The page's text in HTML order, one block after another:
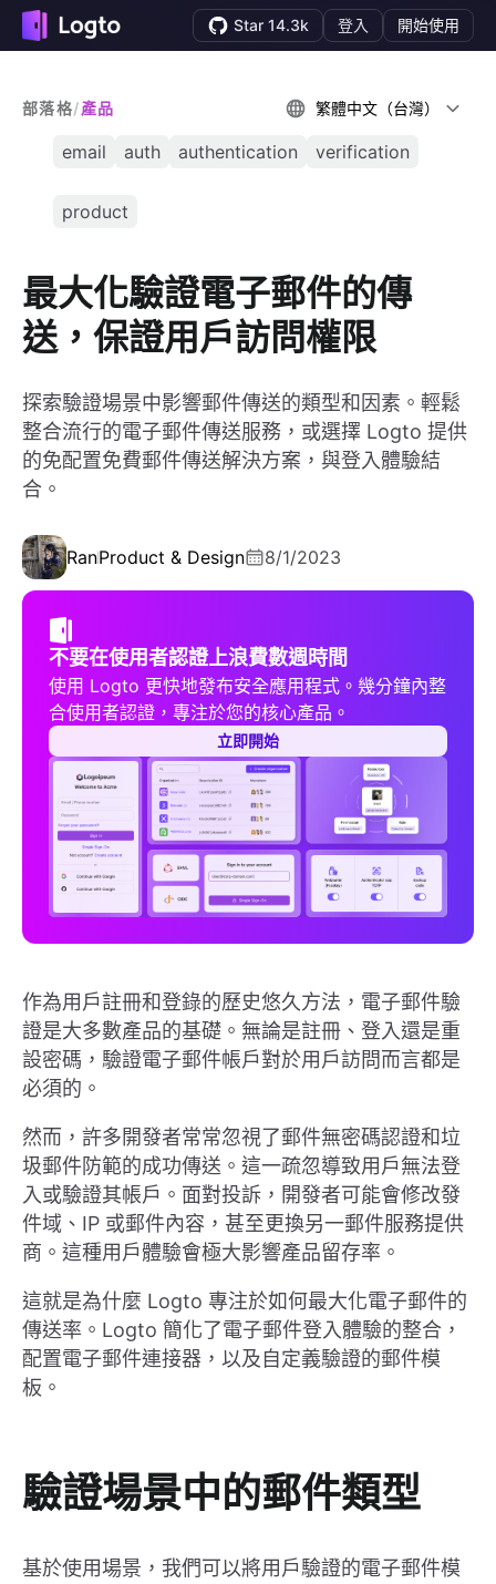
Star 14.3k 登入 開始使用
部落格/產品 繁體中文（台灣）
email auth authentication verification
product
最大化驗證電子郵件的傳
送，保證用戶訪問權限
探索驗證場景中影響郵件傳送的類型和因素。輕鬆
整合流行的電子郵件傳送服務，或選擇 Logto 提供
的免配置免費郵件傳送解決方案，與登入體驗結
合。
RanProduct & Design 8/1/2023
不要在使用者認證上浪費數週時間
使用 Logto 更快地發布安全應用程式。幾分鐘內整
合使用者認證，專注於您的核心產品。
立即開始
作為用戶註冊和登錄的歷史悠久方法，電子郵件驗
證是大多數產品的基礎。無論是註冊、登入還是重
設密碼，驗證電子郵件帳戶對於用戶訪問而言都是
必須的。
然而，許多開發者常常忽視了郵件無密碼認證和垃
圾郵件防範的成功傳送。這一疏忽導致用戶無法登
入或驗證其帳戶。面對投訴，開發者可能會修改發
件域、IP 或郵件內容，甚至更換另一郵件服務提供
商。這種用戶體驗會極大影響產品留存率。
這就是為什麼 Logto 專注於如何最大化電子郵件的
傳送率。Logto 簡化了電子郵件登入體驗的整合，
配置電子郵件連接器，以及自定義驗證的郵件模
板。
驗證場景中的郵件類型
基於使用場景，我們可以將用戶驗證的電子郵件模